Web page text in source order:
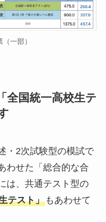
一部）
全国統一高校生テ
・2次試験型の模試で
わせた「総合的な合
は、共通テスト型の
テスト」もあわせて